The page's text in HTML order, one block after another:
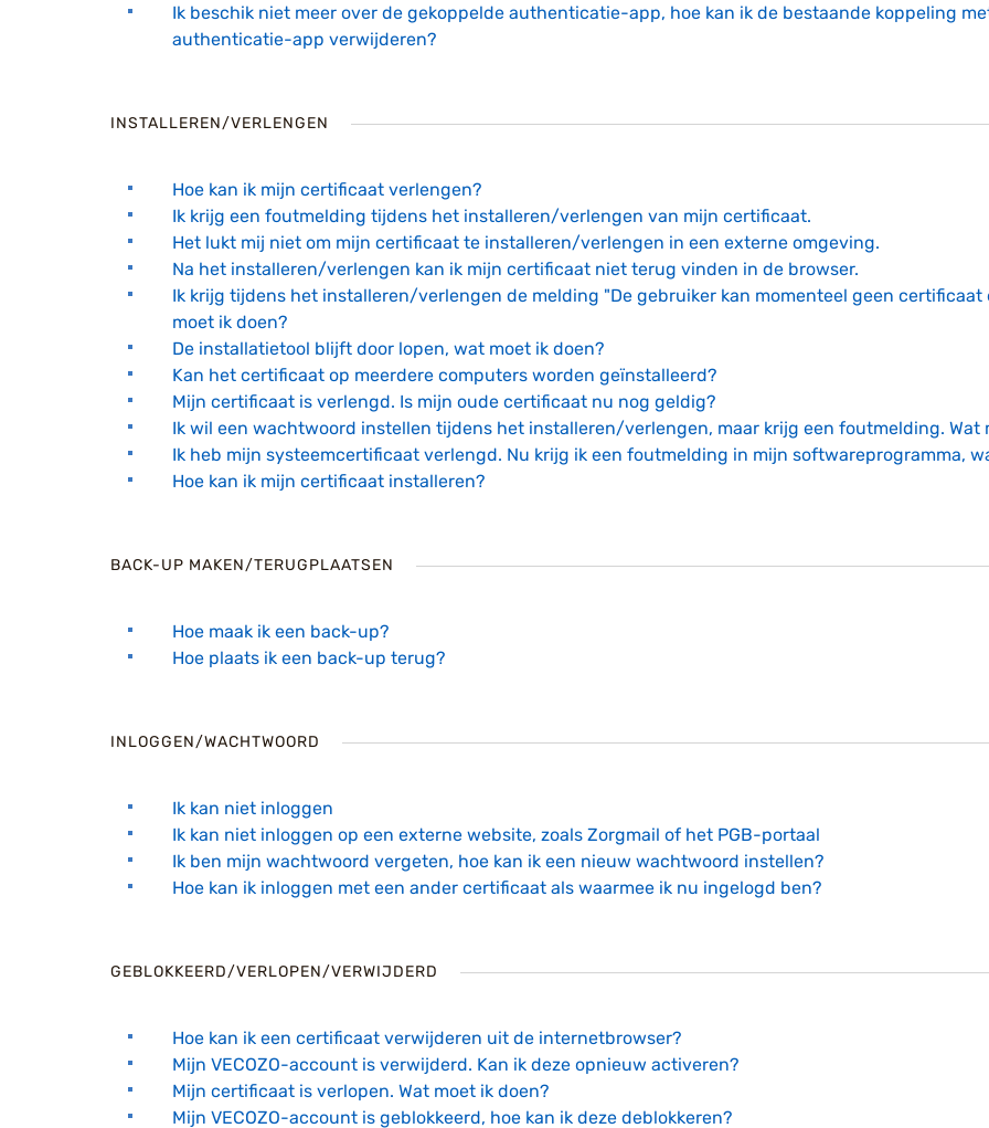
Ik beschik niet meer over de gekoppelde authenticatie-app, hoe kan ik de bestaande koppeling
authenticatie-app verwijderen?
INSTALLEREN/VERLENGEN
Hoe kan ik mijn certificaat verlengen?
Ik krijg een foutmelding tijdens het installeren/verlengen van mijn certificaat.
Het lukt mij niet om mijn certificaat te installeren/verlengen in een externe omgeving.
Na het installeren/verlengen kan ik mijn certificaat niet terug vinden in de browser.
Ik krijg tijdens het installeren/verlengen de melding "De gebruiker kan momenteel geen certificaat
moet ik doen?
De installatietool blijft door lopen, wat moet ik doen?
Kan het certificaat op meerdere computers worden geïnstalleerd?
Mijn certificaat is verlengd. Is mijn oude certificaat nu nog geldig?
Ik wil een wachtwoord instellen tijdens het installeren/verlengen, maar krijg een foutmelding. Wat
Ik heb mijn systeemcertificaat verlengd. Nu krijg ik een foutmelding in mijn softwareprogramma,
Hoe kan ik mijn certificaat installeren?
BACK-UP MAKEN/TERUGPLAATSEN
Hoe maak ik een back-up?
Hoe plaats ik een back-up terug?
INLOGGEN/WACHTWOORD
Ik kan niet inloggen
Ik kan niet inloggen op een externe website, zoals Zorgmail of het PGB-portaal
Ik ben mijn wachtwoord vergeten, hoe kan ik een nieuw wachtwoord instellen?
Hoe kan ik inloggen met een ander certificaat als waarmee ik nu ingelogd ben?
GEBLOKKEERD/VERLOPEN/VERWIJDERD
Hoe kan ik een certificaat verwijderen uit de internetbrowser?
Mijn VECOZO-account is verwijderd. Kan ik deze opnieuw activeren?
Mijn certificaat is verlopen. Wat moet ik doen?
Mijn VECOZO-account is geblokkeerd, hoe kan ik deze deblokkeren?